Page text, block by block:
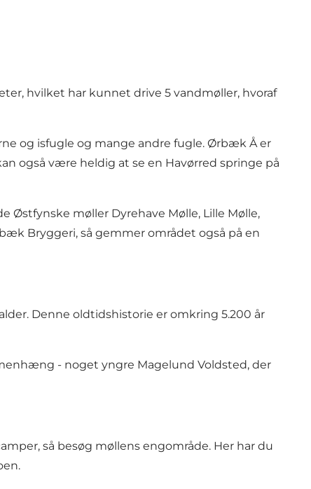
hvilket har kunnet drive 5 vandmøller, hvoraf
og isfugle og mange andre fugle. Ørbæk Å er
også være heldig at se en Havørred springe på
Østfynske møller Dyrehave Mølle, Lille Mølle,
Bryggeri, så gemmer området også på en
Denne oldtidshistorie er omkring 5.200 år
- noget yngre Magelund Voldsted, der
så besøg møllens engområde. Her har du